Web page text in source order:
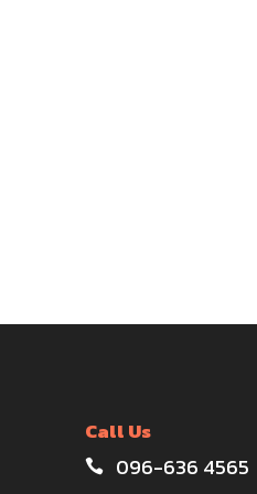
Call Us
096-636 4565